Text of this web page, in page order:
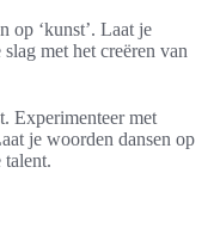
op ‘kunst’. Laat je
met het creëren van
Experimenteer met
je woorden dansen op